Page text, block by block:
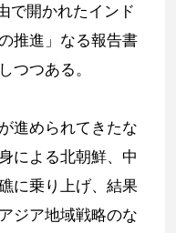
で開かれたインド
推進」なる報告書
つつある。
進められてきたな
による北朝鮮、中
に乗り上げ、結果
ジア地域戦略のな